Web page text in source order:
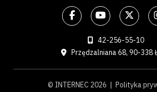
42-256-55-10
Przędzalniana 68, 90-338
© INTERNEC 2026 | Polityka